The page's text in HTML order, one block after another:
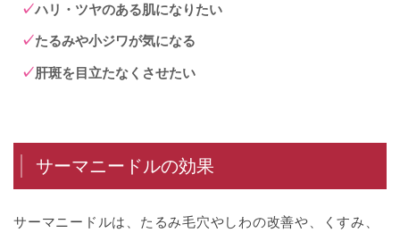
ハリ・ツヤのある肌になりたい
たるみや小ジワが気になる
肝斑を目立たなくさせたい
サーマニードルの効果
サーマニードルは、たるみ毛穴やしわの改善や、くすみ、